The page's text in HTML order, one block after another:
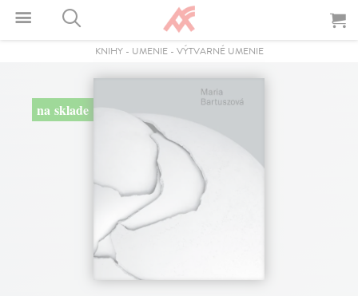
KNIHY- UMENIE- VÝTVARNÉ UMENIE
na sklade